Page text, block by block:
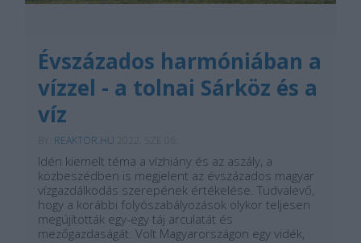
Évszázados harmóniában a
vízzel - a tolnai Sárköz és a
víz
REAKTOR.HU
Idén kiemelt téma a vízhiány és az aszály, a
közbeszédben is megjelent az évszázados magyar
vízgazdálkodás szerepének értékelése. Tudvalevő,
hogy a korábbi folyószabályozások olykor teljesen
megújították egy-egy táj arculatát és
mezőgazdaságát. Volt Magyarországon egy vidék,